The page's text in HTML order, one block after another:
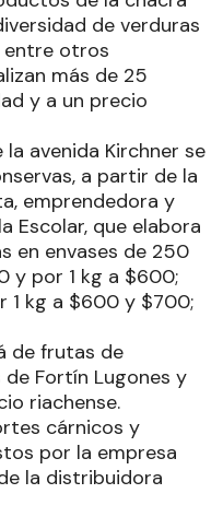
de verduras
entre otros
más de 25
y a un precio
avenida Kirchner se
a partir de la
emprendedora y
Escolar, que elabora
en envases de 250
y por 1 kg a $600;
1 kg a $600 y $700;
de frutas de
Fortín Lugones y
riachense.
cárnicos y
por la empresa
la distribuidora